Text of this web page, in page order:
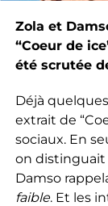
Zola et
“Coeur de
été scrutée
Déjà
extrait de
sociaux. En
on distinguait
Damso
faible. Et les